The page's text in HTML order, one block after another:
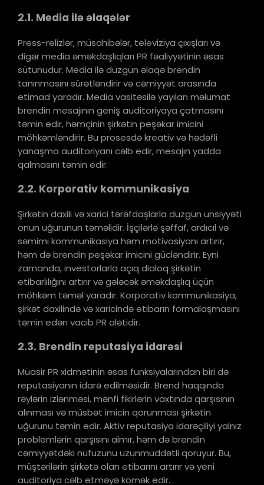
2.1. Media ilə əlaqələr
Press-relizlər, müsahibələr, televiziya çıxışları və
digər media əməkdaşlıqları PR fəaliyyətinin əsas
sütunudur. Media ilə düzgün əlaqə brendin
tanınmasını sürətləndirir və cəmiyyət arasında
etimad yaradır. Media vasitəsilə yayılan məlumat
brendin mesajının geniş auditoriyaya çatmasını
təmin edir, həmçinin şirkətin peşəkar imicini
möhkəmləndirir. Bu prosesdə kreativ və hədəfli
yanaşma auditoriyanı cəlb edir, mesajın yadda
qalmasını təmin edir.
2.2. Korporativ kommunikasiya
Şirkətin daxili və xarici tərəfdaşlarla düzgün ünsiyyəti
onun uğurunun təməlidir. İşçilərlə şəffaf, ardıcıl və
səmimi kommunikasiya həm motivasiyanı artırır,
həm də brendin peşəkar imicini gücləndirir. Eyni
zamanda, investorlarla açıq dialoq şirkətin
etibarlılığını artırır və gələcək əməkdaşlıq üçün
möhkəm təməl yaradır. Korporativ kommunikasiya,
şirkət daxilində və xaricində etibarın formalaşmasını
təmin edən vacib PR alətidir.
2.3. Brendin reputasiya idarəsi
Müasir PR xidmətinin əsas funksiyalarından biri də
reputasiyanın idarə edilməsidir. Brend haqqında
rəylərin izlənməsi, mənfi fikirlərin vaxtında qarşısının
alınması və müsbət imicin qorunması şirkətin
uğurunu təmin edir. Aktiv reputasiya idarəçiliyi yalnız
problemlərin qarşısını almır, həm də brendin
cəmiyyətdəki nüfuzunu uzunmüddətli qoruyur. Bu,
müştərilərin şirkətə olan etibarını artırır və yeni
auditoriya cəlb etməyə kömək edir.